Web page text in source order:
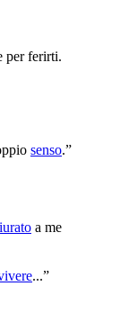
per ferirti.
senso.”
a me
...”